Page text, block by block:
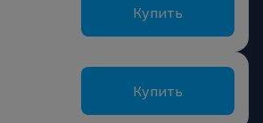
Купить
Купить